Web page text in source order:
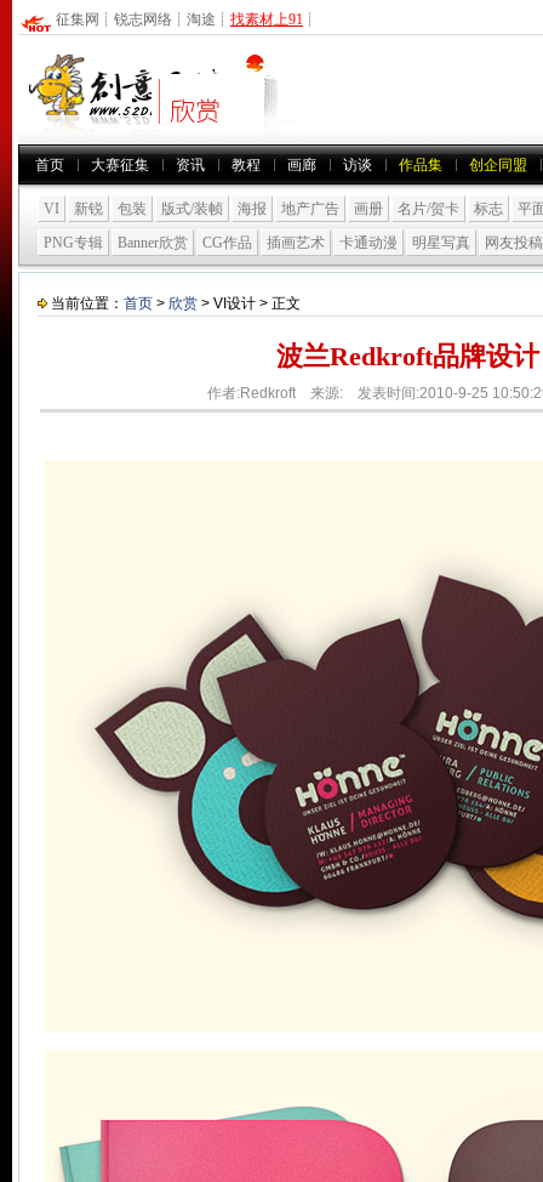
征集网 ┊ 锐志网络 ┊ 淘途 ┊ 找素材上91 ┊
首页 大赛征集 资讯 教程 画廊 访谈 作品集 创企同盟
VI 新锐 包装 版式/装帧 海报 地产广告 画册 名片/贺卡 标志
平
PNG专辑
Banner欣赏 CG作品 插画艺术 卡通动漫 明星写真 网友投稿
当前位置： 首页 > 欣赏 > VI设计 > 正文
波兰Redkroft品牌设计
作者:Redkroft 来源: 发表时间:2010-9-25